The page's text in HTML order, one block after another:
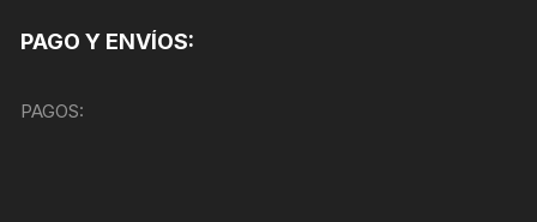
PAGO Y ENVÍOS:
PAGOS: